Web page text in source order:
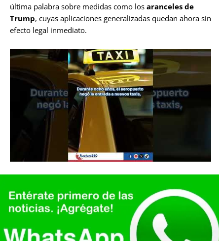
última palabra sobre medidas como los aranceles de
Trump, cuyas aplicaciones generalizadas quedan ahora sin
efecto legal inmediato.